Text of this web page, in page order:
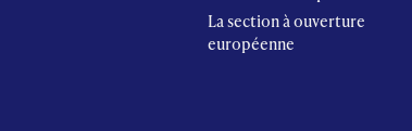
La section à ouverture
européenne